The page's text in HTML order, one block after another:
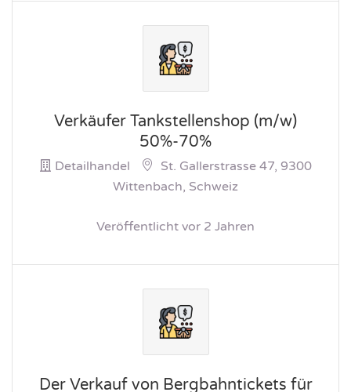
Verkäufer Tankstellenshop (m/w)
50%-70%
Detailhandel
St. Gallerstrasse 47, 9300
Wittenbach, Schweiz
Veröffentlicht vor 2 Jahren
Der Verkauf von Bergbahntickets für